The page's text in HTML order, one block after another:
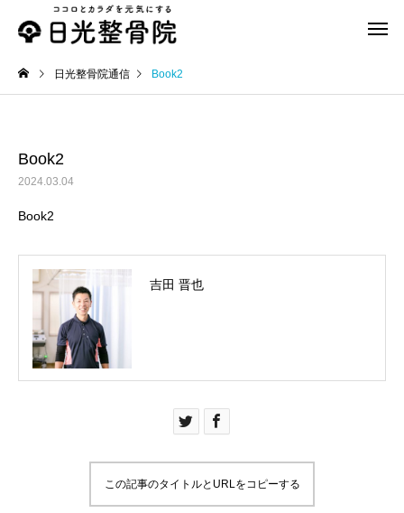
美容鍼できます
日光整骨院通信 Book2
Book2
2024.03.04
Book2
吉田 晋也
この記事のタイトルとURLをコピーする